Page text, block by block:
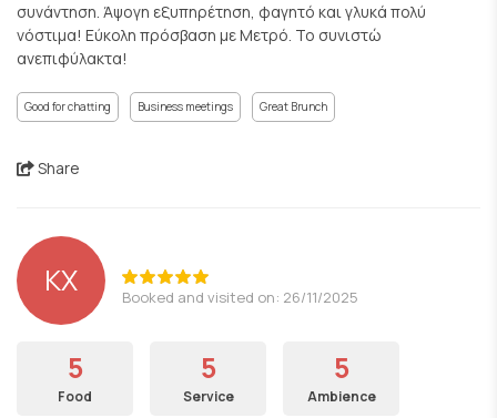
συνάντηση. Άψογη εξυπηρέτηση, φαγητό και γλυκά πολύ
νόστιμα! Εύκολη πρόσβαση με Μετρό. Το συνιστώ
ανεπιφύλακτα!
Good for chatting Business meetings Great Brunch
Share
KX Booked and visited on: 26/11/2025
5
Food
5
Service
5
Ambience